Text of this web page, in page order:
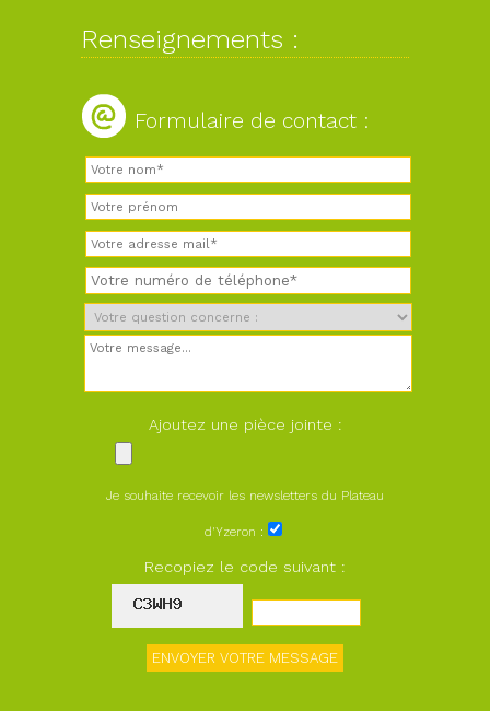
Renseignements :
Formulaire de contact :
Ajoutez une pièce jointe :
Je souhaite recevoir les newsletters du Plateau
d'Yzeron :
Recopiez le code suivant :